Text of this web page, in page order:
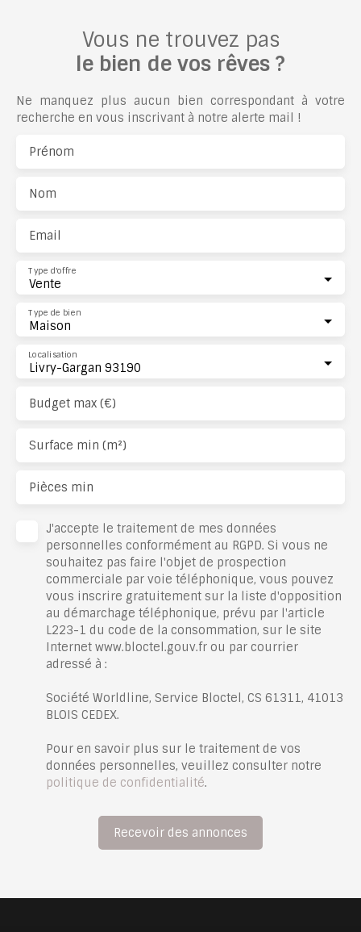
Vous ne trouvez pas
le bien de vos rêves ?
Ne manquez plus aucun bien correspondant à votre
recherche en vous inscrivant à notre alerte mail !
Prénom
Nom
Email
Vente
Type d'offre
Maison
Type de bien
Livry-Gargan 93190
Localisation
Budget max (€)
Surface min (m²)
Pièces min
J'accepte le traitement de mes données
personnelles conformément au RGPD. Si vous ne
souhaitez pas faire l'objet de prospection
commerciale par voie téléphonique, vous pouvez
vous inscrire gratuitement sur la liste d'opposition
au démarchage téléphonique, prévu par l'article
L223-1 du code de la consommation, sur le site
Internet www.bloctel.gouv.fr ou par courrier
adressé à :
Société Worldline, Service Bloctel, CS 61311, 41013
BLOIS CEDEX.
Pour en savoir plus sur le traitement de vos
données personnelles, veuillez consulter notre
politique de confidentialité.
Recevoir des annonces